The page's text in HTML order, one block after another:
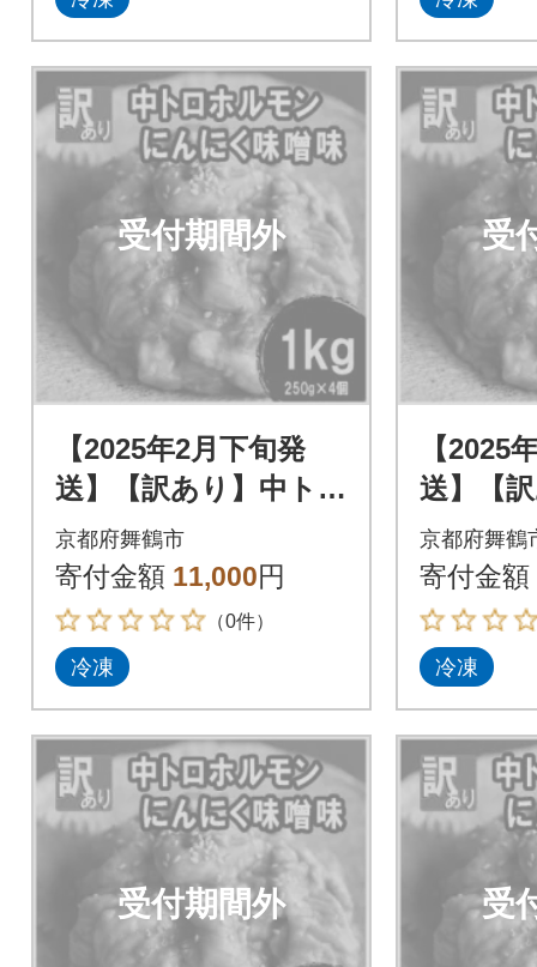
受付期間外
【2025年2月下旬発
送】【訳あり】中トロ
ホルモン シマ腸 1kg
(250g×4) 大蒜味噌味
京都府舞鶴市
寄付金額 11,000円
（0件）
冷凍
受
【2025
送】【
ホルモ
京都府舞鶴
寄付金額
冷凍
受付期間外 受